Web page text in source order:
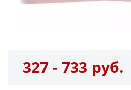
327 - 733 руб.